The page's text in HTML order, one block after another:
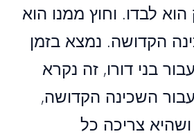
לבדו. וחוץ ממנו הוא
הקדושה. נמצא בזמן
בני דורו, זה נקרא
השכינה הקדושה,
צריכה כל